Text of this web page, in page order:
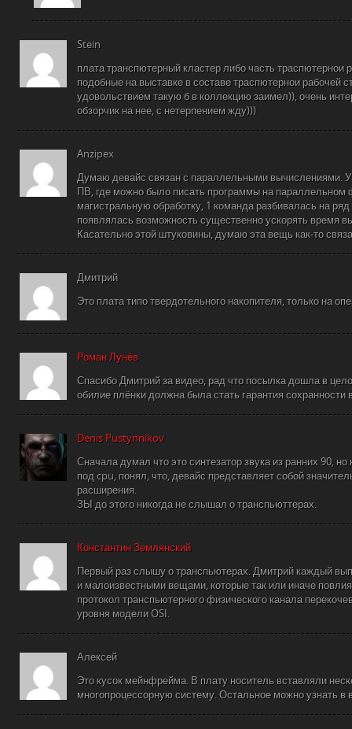
Stein
плата транспютерный кластер либо часть траспютернои
подобные на выставке в составе траспютернои рабочей
удовольствием такую б в коллекцию заимел)), очень
обзорчик на нее, с нетерпением жду)))
Anzipex
Думаю девайс связан с параллельными вычислениями. У
ПВ, где можно было писать программы на параллельном
магистральную обработку, 1 команда разбивалась на
появлялась возможность существенно ускорять время
Касательно этой штуковины, думаю эта вещь как-то
Дмитрий
Это плата типо твердотельного накопителя, только на
Роман Лунёв
Спасибо Дмитрий за видео, рад что посылка дошла в
обилие плёнки должна была стать гарантия сохранности
Denis Pustynnikov
Сначала думал что это синтезатор звука из ранних 90, но
под cpu, понял, что, девайс представляет собой
расширения.
ЗЫ до этого никогда не слышал о транспьюттерах.
Константин Землянский
Первый раз слышу о транспьютерах. Дмитрий каждый
и малоизвестными вещами, которые так или иначе
протокол транспьютерного физического канала
уровня модели OSI.
Алексей
Это кусок мейнфрейма. В плату носитель вставляли
многопроцессорную систему. Остальное можно узнать в